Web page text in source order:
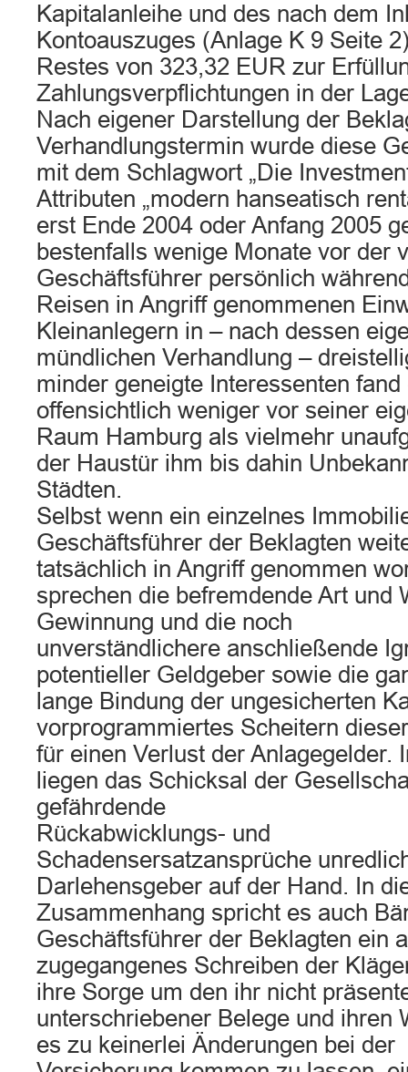
Kapitalanleihe und des nach dem
Kontoauszuges (Anlage K 9 Seite
Restes von 323,32 EUR zur
Zahlungsverpflichtungen in der
Nach eigener Darstellung der
Verhandlungstermin wurde diese
mit dem Schlagwort „Die
Attributen „modern hanseatisch
erst Ende 2004 oder Anfang 2005
bestenfalls wenige Monate vor der
Geschäftsführer persönlich
Reisen in Angriff genommenen
Kleinanlegern in – nach dessen
mündlichen Verhandlung –
minder geneigte Interessenten fand
offensichtlich weniger vor seiner
Raum Hamburg als vielmehr
der Haustür ihm bis dahin
Städten.
Selbst wenn ein einzelnes
Geschäftsführer der Beklagten
tatsächlich in Angriff genommen
sprechen die befremdende Art und
Gewinnung und die noch
unverständlichere anschließende
potentieller Geldgeber sowie die
lange Bindung der ungesicherten
vorprogrammiertes Scheitern
für einen Verlust der Anlagegelder.
liegen das Schicksal der
gefährdende
Rückabwicklungs- und
Schadensersatzansprüche
Darlehensgeber auf der Hand. In
Zusammenhang spricht es auch
Geschäftsführer der Beklagten ein
zugegangenes Schreiben der
ihre Sorge um den ihr nicht
unterschriebener Belege und ihren
es zu keinerlei Änderungen bei der